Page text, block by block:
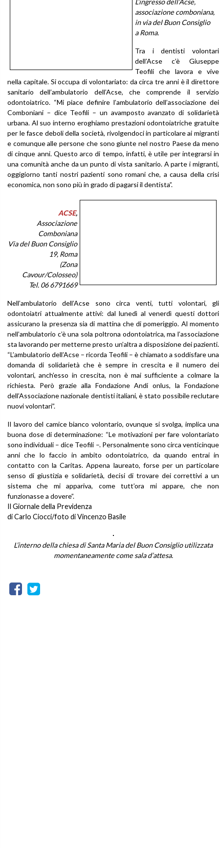
L’ingresso dell’Acse,
associazione comboniana,
in via del Buon Consiglio
a Roma.
Tra i dentisti volontari
dell’Acse c’è Giuseppe
Teofili che lavora e vive
nella capitale. Si occupa di volontariato: da circa tre anni è il direttore
sanitario dell’ambulatorio dell’Acse, che comprende il servizio
odontoiatrico. “Mi piace definire l’ambulatorio dell’associazione dei
Comboniani – dice Teofili – un avamposto avanzato di solidarietà
urbana. Al suo interno eroghiamo prestazioni odontoiatriche gratuite
per le fasce deboli della società, rivolgendoci in particolare ai migranti
e comunque alle persone che sono giunte nel nostro Paese da meno
di cinque anni. Questo arco di tempo, infatti, è utile per integrarsi in
una comunità anche da un punto di vista sanitario. A parte i migranti,
oggigiorno tanti nostri pazienti sono romani che, a causa della crisi
economica, non sono più in grado di pagarsi il dentista”.
ACSE,
Associazione
Comboniana
Via del Buon Consiglio
19, Roma
(Zona
Cavour/Colosseo)
Tel. 06 6791669
Nell’ambulatorio dell’Acse sono circa venti, tutti volontari, gli
odontoiatri attualmente attivi: dal lunedì al venerdì questi dottori
assicurano la presenza sia di mattina che di pomeriggio. Al momento
nell’ambulatorio c’è una sola poltrona odontoiatrica, ma l’associazione
sta lavorando per metterne presto un’altra a disposizione dei pazienti.
“L’ambulatorio dell’Acse – ricorda Teofili – è chiamato a soddisfare una
domanda di solidarietà che è sempre in crescita e il numero dei
volontari, anch’esso in crescita, non è mai sufficiente a colmare la
richiesta. Però grazie alla Fondazione Andi onlus, la Fondazione
dell’Associazione nazionale dentisti italiani, è stato possibile reclutare
nuovi volontari”.
Il lavoro del camice bianco volontario, ovunque si svolga, implica una
buona dose di determinazione: “Le motivazioni per fare volontariato
sono individuali – dice Teofili –. Personalmente sono circa venticinque
anni che lo faccio in ambito odontoiatrico, da quando entrai in
contatto con la Caritas. Appena laureato, forse per un particolare
senso di giustizia e solidarietà, decisi di trovare dei correttivi a un
sistema che mi appariva, come tutt’ora mi appare, che non
funzionasse a dovere”.
Il Giornale della Previdenza
di Carlo Ciocci/foto di Vincenzo Basile
L’interno della chiesa di Santa Maria del Buon Consiglio utilizzata
momentaneamente come sala d’attesa.